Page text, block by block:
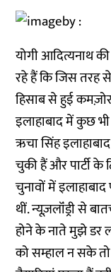
योगी आदित्यनाथ
रहे हैं कि जिस तरह
हिसाब से हुई
इलाहाबाद में कुछ भी
ऋचा सिंह
चुकी हैं और पार्टी के
चुनावों में
थीं. न्यूज़लॉंड्री से
होने के नाते मुझे डर
को सम्हाल न सके